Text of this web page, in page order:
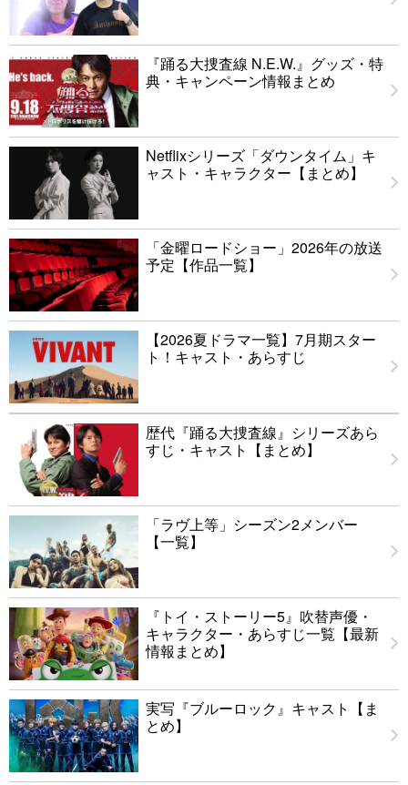
『踊る大捜査線 N.E.W.』グッズ・特
典・キャンペーン情報まとめ
Netflixシリーズ「ダウンタイム」キ
ャスト・キャラクター【まとめ】
「金曜ロードショー」2026年の放送
予定【作品一覧】
【2026夏ドラマ一覧】7月期スター
ト！キャスト・あらすじ
歴代『踊る大捜査線』シリーズあら
すじ・キャスト【まとめ】
「ラヴ上等」シーズン2メンバー
【一覧】
『トイ・ストーリー5』吹替声優・
キャラクター・あらすじ一覧【最新
情報まとめ】
実写『ブルーロック』キャスト【ま
とめ】